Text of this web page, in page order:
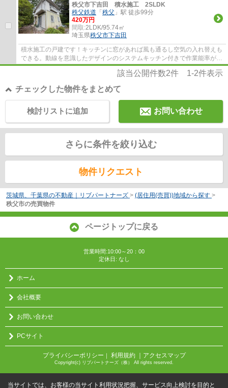
秩父市下吉田 積水施工 2SLDK
秩父鉄道 「 秩父 」駅 徒歩99分
420万円
間取:2LDK/95.74㎡
埼玉県秩父市下吉田
積水施工の戸建です！キッチンに窓があれば風も通るし空気の入れ替えも
できる。動線を意識したデザインのシステムキッチン付きで作業能率が上
がります。収納と広々リビングがほしい方...
該当公開件数2件 1-2件表示
チェックした物件をまとめて
お問い合わせ
検討リストに追加
さらに条件を絞り込む
物件リクエスト
茨城県、千葉県の不動産｜リブパートナーズ > (居住用(売買))地域から探す >
秩父市の売買物件
ページトップに戻る
営業時間:10:00～20：00
定休日: なし
ホーム
会社概要
お問い合わせ
PCサイト
プライバシーポリシー ｜ 利用規約 ｜アクセスマップ
Copyright(c) リブパートナーズ（株） All rights reserved.
当サイトでは、お客様の当サイト利用状況把握、サービス向上検討を目的と